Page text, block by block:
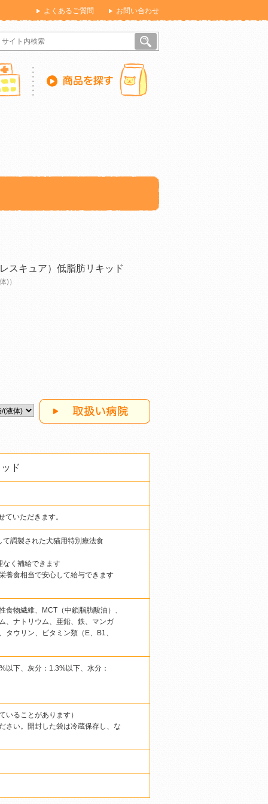
よくあるご質問 お問い合わせ
スキュア）低脂肪リキッド
)）
ド
いただきます。
調製された犬猫用特別療法食
なく補給できます
養食相当で安心して給与できます
物繊維、MCT（中鎖脂肪酸油）、
、ナトリウム、亜鉛、鉄、マンガ
ウリン、ビタミン類（E、B1、
以下、灰分：1.3%以下、水分：
いることがあります）
さい。開封した袋は冷蔵保存し、な